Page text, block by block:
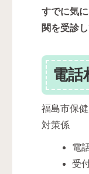
すでに気
関を受診
電話
福島市保
対策係
電
受